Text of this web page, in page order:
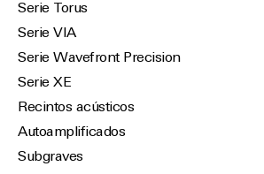
Serie Torus
Serie VIA
Serie Wavefront Precision
Serie XE
Recintos acústicos
Autoamplificados
Subgraves